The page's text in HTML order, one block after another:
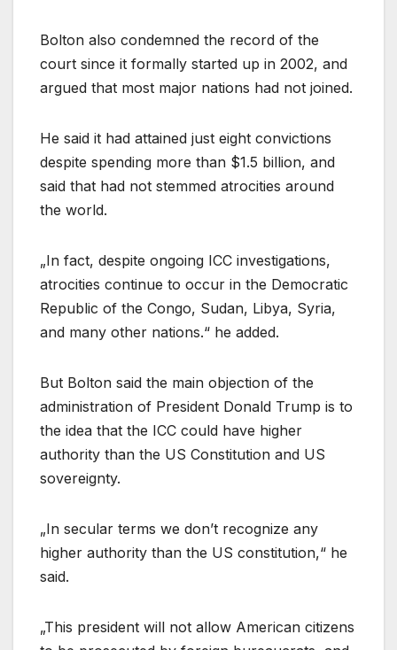
Bolton also condemned the record of the
court since it formally started up in 2002, and
argued that most major nations had not joined.
He said it had attained just eight convictions
despite spending more than $1.5 billion, and
said that had not stemmed atrocities around
the world.
„In fact, despite ongoing ICC investigations,
atrocities continue to occur in the Democratic
Republic of the Congo, Sudan, Libya, Syria,
and many other nations.“ he added.
But Bolton said the main objection of the
administration of President Donald Trump is to
the idea that the ICC could have higher
authority than the US Constitution and US
sovereignty.
„In secular terms we don’t recognize any
higher authority than the US constitution,“ he
said.
„This president will not allow American citizens